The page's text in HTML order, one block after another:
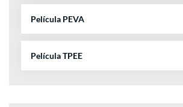
Película PEVA
Película TPEE